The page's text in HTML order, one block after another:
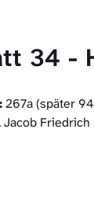
34 -
267a (später
Jacob Friedrich